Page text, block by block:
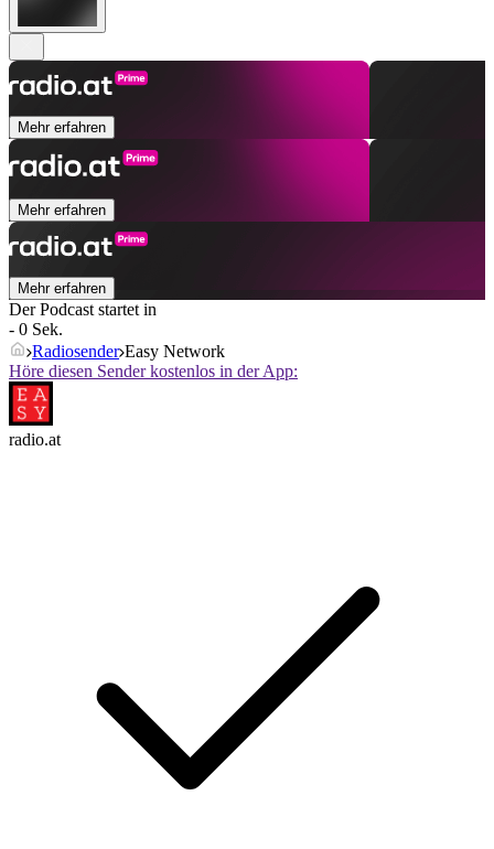
Mehr erfahren
Mehr erfahren
Mehr erfahren
Der Podcast startet in
- 0 Sek.
Radiosender Easy Network
Höre diesen Sender kostenlos in der App:
radio.at